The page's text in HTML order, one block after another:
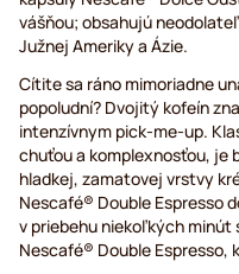
vášňou; obsahujú
Južnej Ameriky a Ázie.
Cítite sa ráno mimoriadne
popoludní? Dvojitý kofeín
intenzívnym pick-me-up.
chuťou a komplexnosťou, je
hladkej, zamatovej vrstvy
Nescafé® Double Espresso
v priebehu niekoľkých minút
Nescafé® Double Espresso,